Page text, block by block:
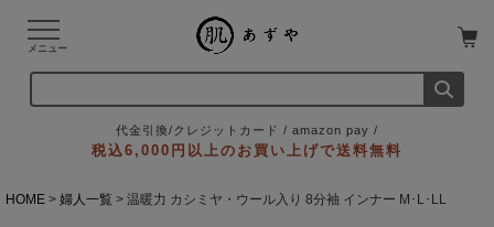
メニュー
代金引換/クレジットカード / amazon pay /
税込6,000円以上のお買い上げで送料無料
HOME 婦人一覧 温暖力 カシミヤ・ウール入り 8分袖 インナー M･L･LL